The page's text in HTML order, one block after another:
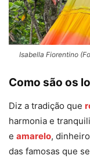
Isabella Fiorentino
Como são os
Diz a tradição que
harmonia e
e amarelo,
das famosas que